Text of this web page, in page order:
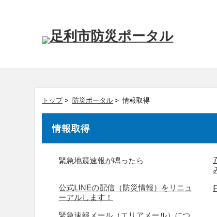
トップ> 防災ポータル > 情報取得
情報取得
緊急地震速報が鳴ったら
公式LINEの配信（防災情報）をリニュ
ーアルします！
緊急速報メール（エリアメール）につ